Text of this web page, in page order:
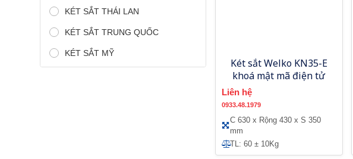
KÉT SẮT THÁI LAN
KÉT SẮT TRUNG QUỐC
KÉT SẮT MỸ
Két sắt Welko KN35-E
khoá mật mã điện tử
Liên hệ
0933.48.1979
C 630 x Rộng 430 x S 350
mm
TL: 60 ± 10Kg